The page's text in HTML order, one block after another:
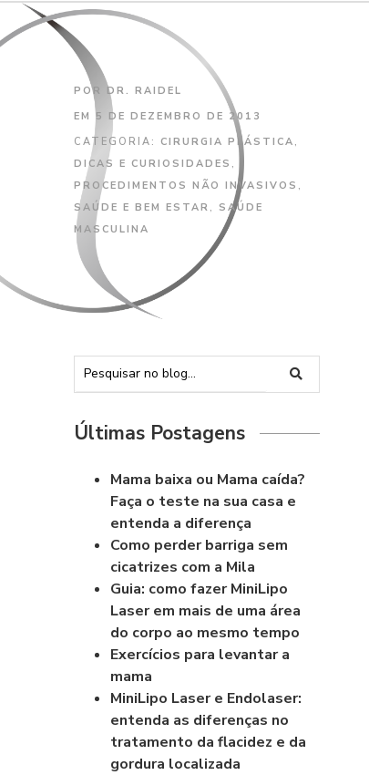
POR DR. RAIDEL
EM 5 DE DEZEMBRO DE 2013
CATEGORIA:CIRURGIA PLÁSTICA ,
DICAS E CURIOSIDADES ,
PROCEDIMENTOS NÃO INVASIVOS ,
SAÚDE E BEM ESTAR ,SAÚDE
MASCULINA
Últimas Postagens
Mama baixa ou Mama caída?
Faça o teste na sua casa e
entenda a diferença
Como perder barriga sem
cicatrizes com a Mila
Guia: como fazer MiniLipo
Laser em mais de uma área
do corpo ao mesmo tempo
Exercícios para levantar a
mama
MiniLipo Laser e Endolaser:
entenda as diferenças no
tratamento da flacidez e da
gordura localizada